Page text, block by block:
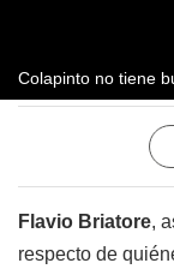
Colapinto no tiene
Flavio Briatore,
respecto de